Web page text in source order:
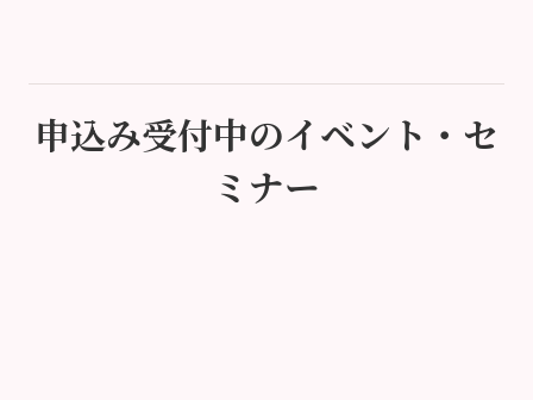
申込み受付中のイベント・セ
ミナー